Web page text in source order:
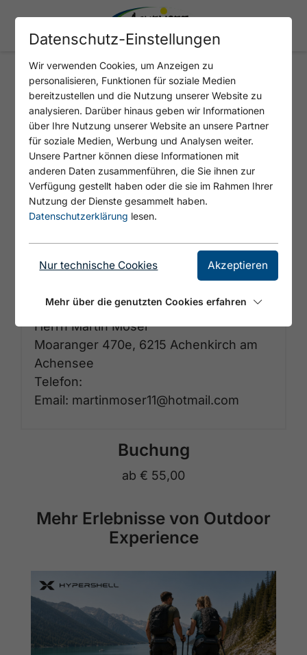
Gas Gas E-Bike
Ihr ganztägiges Abenteuer am Achensee.
Erkunden Sie die Region aktiv auf
leistungsstarken E‑Bikes im authentischen
Motorrad‑Look: hohe Reichweite, intuitive
Unterstützung und komfortable Sitzposition.
Inklusive Helm und kurzer Einweisung. Ideal
Angeboten von
Herrn Martin Moser
Moaranger 470e, 6215 Achenkirch am
Achensee
Telefon:
Email: martinmoser11@hotmail.com
Buchung
ab € 55,00
Mehr Erlebnisse von Outdoor
Experience
Datenschutz-Einstellungen
Wir verwenden Cookies, um Anzeigen zu
personalisieren, Funktionen für soziale Medien
bereitzustellen und die Nutzung unserer Website zu
analysieren. Darüber hinaus geben wir Informationen
über Ihre Nutzung unserer Website an unsere Partner
für soziale Medien, Werbung und Analysen weiter.
Unsere Partner können diese Informationen mit
anderen Daten zusammenführen, die Sie ihnen zur
Verfügung gestellt haben oder die sie im Rahmen Ihrer
Nutzung der Dienste gesammelt haben.
Datenschutzerklärung lesen.
Nur technische Cookies Akzeptieren
Mehr über die genutzten Cookies erfahren